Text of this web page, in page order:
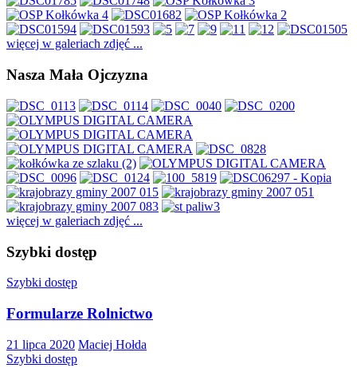
więcej w galeriach zdjęć ...
Nasza Mała Ojczyzna
więcej w galeriach zdjęć ...
Szybki dostęp
Szybki dostęp
Formularze Rolnictwo
21 lipca 2020 Maciej Hołda
Szybki dostęp